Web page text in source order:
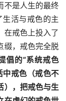
不是人生的最终
生活与戒色的主
在戒色上投入了
缀，戒色完全脱
倡的“系统戒色
中戒色（戒色不
），把戒色与生